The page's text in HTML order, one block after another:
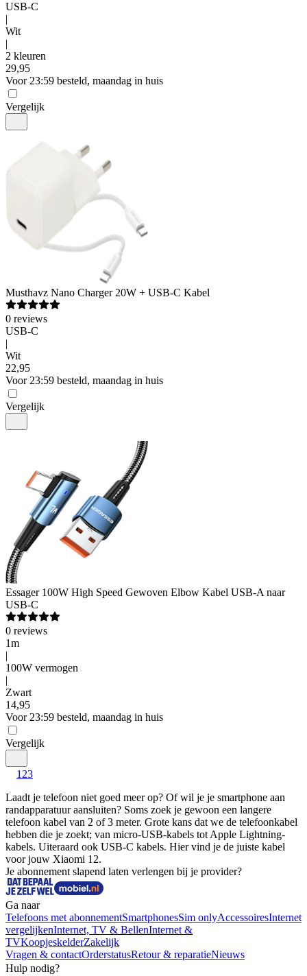
USB-C
|
Wit
|
2 kleuren
29,95
Voor 23:59 besteld, maandag in huis
Vergelijk
Musthavz Nano Charger 20W + USB-C Kabel
0 reviews
USB-C
|
Wit
22,95
Voor 23:59 besteld, maandag in huis
Vergelijk
Essager 100W High Speed Gewoven Elbow Kabel USB-A naar
USB-C
0 reviews
1m
|
100W vermogen
|
Zwart
14,95
Voor 23:59 besteld, maandag in huis
Vergelijk
1 23
Laadt je telefoon niet goed meer op? Of wil je je smartphone aan
randapparatuur aansluiten? Soms zoek je gewoon een langere
telefoon kabel van 2 of 3 meter. Grote kans dat we de telefoonkabel
hebben die je zoekt; van micro-USB-kabels tot Apple Lightning-
kabels. Uiteraard ook USB-C kabels. Hier vind je de juiste kabel
voor jouw Xiaomi 12.
Je abonnement slapend laten verlengen bij je provider?
Ga naar
Telefoons met abonnementSmartphonesSim onlyAccessoiresInternet
vergelijkenInternet, TV & BellenInternet &
TVKoopjeskelderZakelijk
Vragen & contactOrderstatusRetour & reparatieNieuws
Hulp nodig?